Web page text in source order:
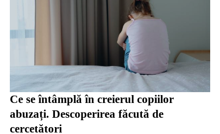
Ce se întâmplă în creierul copiilor
abuzați. Descoperirea făcută de
cercetători